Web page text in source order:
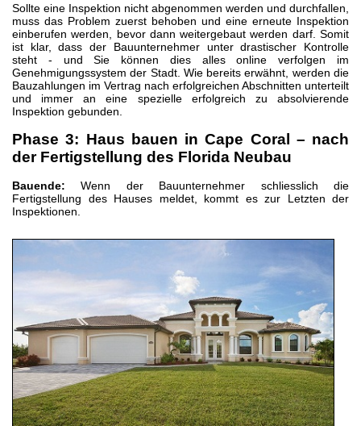
Sollte eine Inspektion nicht abgenommen werden und durchfallen,
muss das Problem zuerst behoben und eine erneute Inspektion
einberufen werden, bevor dann weitergebaut werden darf. Somit
ist klar, dass der Bauunternehmer unter drastischer Kontrolle
steht - und Sie können dies alles online verfolgen im
Genehmigungssystem der Stadt. Wie bereits erwähnt, werden die
Bauzahlungen im Vertrag nach erfolgreichen Abschnitten unterteilt
und immer an eine spezielle erfolgreich zu absolvierende
Inspektion gebunden.
Phase 3: Haus bauen in Cape Coral – nach
der Fertigstellung des Florida Neubau
Bauende:Wenn der Bauunternehmer schliesslich die
Fertigstellung des Hauses meldet, kommt es zur Letzten der
Inspektionen.